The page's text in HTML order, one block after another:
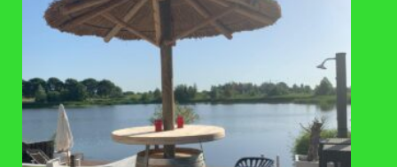
TOEVOEGEN
AAN
VERLANGLIJST
TOEVOEGEN
AAN
VERLANGLIJST